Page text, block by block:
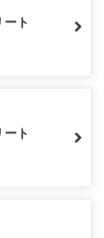
ート
ート